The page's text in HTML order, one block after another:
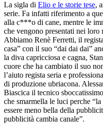
La sigla di Elio e le storie tese,
serie. Fa infatti riferimento a
alla c***o di cane, mentre le
che vengono presentati nei loro
Abbiamo Renè Ferretti, il
casa” con il suo “dai dai dai”
la diva capricciosa e cagna,
cuore che ha cambiato il suo
l’aiuto regista seria e
di produzione ubriacona.
Biascica il tecnico
che smarmella le luci perche
essere meno bella della
pubblicità cambia canale”.